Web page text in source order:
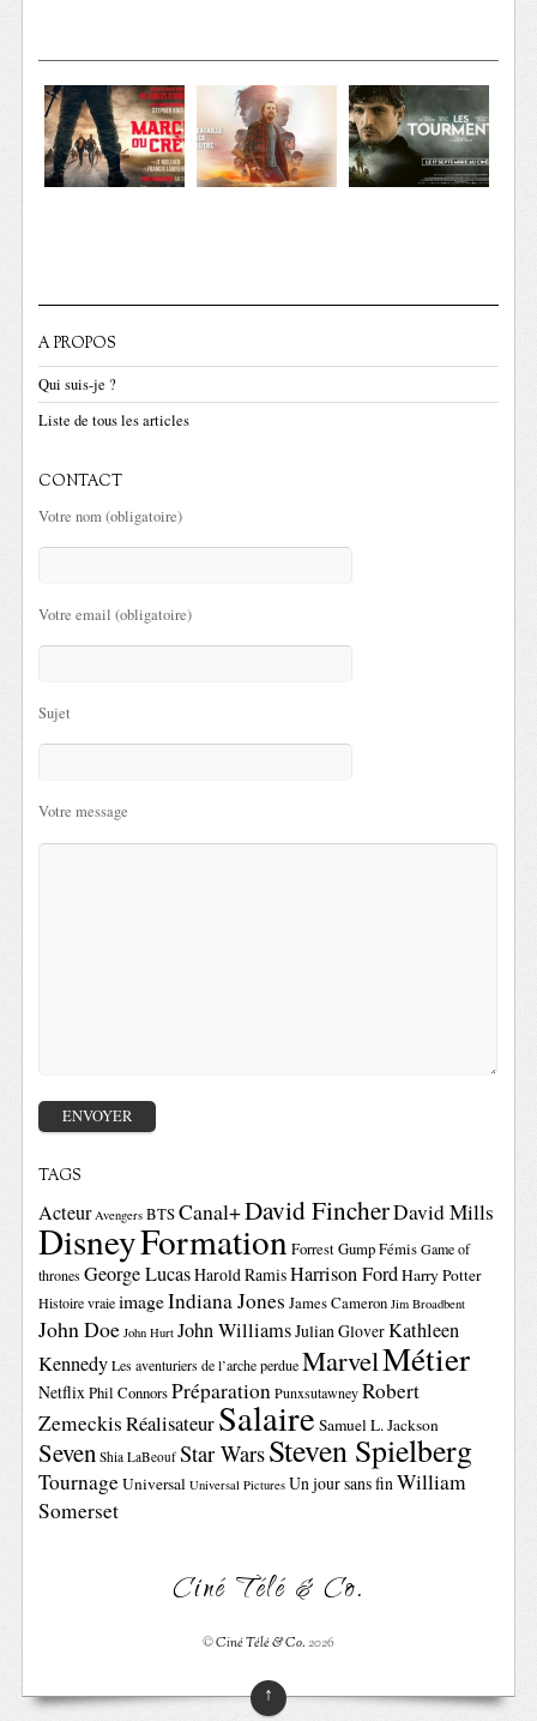
A PROPOS
Qui suis-je ?
Liste de tous les articles
CONTACT
Votre nom (obligatoire)
Votre email (obligatoire)
Sujet
Votre message
TAGS
Acteur Avengers BTSCanal+David FincherDavid Mills
DisneyFormation Forrest GumpFémis Game of
thrones George LucasHarold RamisHarrison FordHarry Potter
Histoire vraie imageIndiana Jones James Cameron Jim Broadbent
John Doe John Hurt John WilliamsJulian GloverKathleen
Kennedy Les aventuriers de l’arche perdue MarvelMétier
Netflix Phil ConnorsPréparation Punxsutawney Robert
ZemeckisRéalisateurSalaire Samuel L. Jackson
Seven Shia LaBeouf Star WarsSteven Spielberg
TournageUniversal Universal Pictures Un jour sans fin William
Somerset
Ciné Télé & Co.
©Ciné Télé & Co.2026
↑